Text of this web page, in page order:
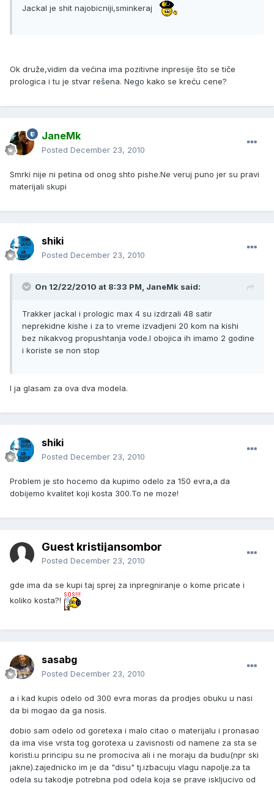
Jackal je shit najobicniji,sminkeraj
Ok druže,vidim da većina ima pozitivne inpresije što se tiče
prologica i tu je stvar rešena. Nego kako se kreću cene?
JaneMk
Posted December 23, 2010
Smrki nije ni petina od onog shto pishe.Ne veruj puno jer su pravi
materijali skupi
shiki
Posted December 23, 2010
On 12/22/2010 at 8:33 PM, JaneMk said:
Trakker jackal i prologic max 4 su izdrzali 48 satir
neprekidne kishe i za to vreme izvadjeni 20 kom na kishi
bez nikakvog propushtanja vode.I obojica ih imamo 2 godine
i koriste se non stop
I ja glasam za ova dva modela.
shiki
Posted December 23, 2010
Problem je sto hocemo da kupimo odelo za 150 evra,a da
dobijemo kvalitet koji kosta 300.To ne moze!
Guest kristijansombor
Posted December 23, 2010
gde ima da se kupi taj sprej za inpregniranje o kome pricate i
koliko kosta?!
sasabg
Posted December 23, 2010
a i kad kupis odelo od 300 evra moras da prodjes obuku u nasi
da bi mogao da ga nosis.
dobio sam odelo od goretexa i malo citao o materijalu i pronasao
da ima vise vrsta tog gorotexa u zavisnosti od namene za sta se
koristi.u principu su ne promociva ali i ne moraju da budu(npr ski
jakne).zajednicko im je da "disu" tj.izbacuju vlagu napolje.za ta
odela su takodje potrebna pod odela koja se prave iskljucivo od